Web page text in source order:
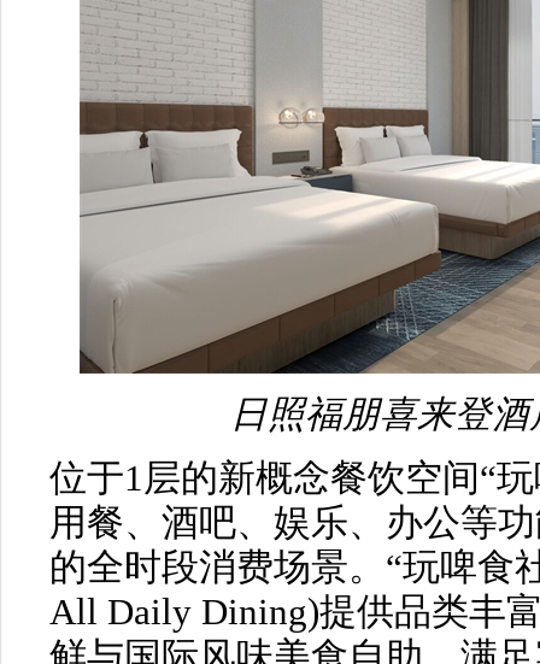
日照福朋喜来登
位于1层的新概念餐饮空间“
用餐、酒吧、娱乐、办公等
的全时段消费场景。“玩啤食
All Daily Dining)提供品类丰